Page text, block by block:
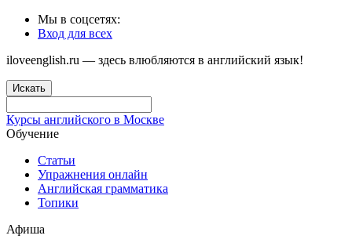
Мы в соцсетях:
Вход для всех
iloveenglish.ru — здесь влюбляются в английский язык!
Искать
Курсы английского в Москве
Обучение
Статьи
Упражнения онлайн
Английская грамматика
Топики
Афиша